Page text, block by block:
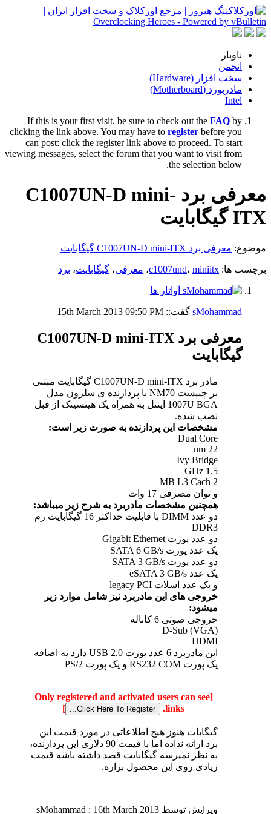
ناوبار
انجمن
سخت افزار (Hardware)
مادربورد (Motherboard)
Intel
If this is your first visit, be sure to check out the FAQ by
clicking the link above. You may have to register before you
can post: click the register link above to proceed. To start
viewing messages, select the forum that you want to visit from
the selection below.
معرفی برد C1007UN-D mini-
ITX گیگابایت
موضوع: معرفی برد C1007UN-D mini-ITX گیگابایت
برچسب ها: c1007und، miniitx ، معرفی، گیگابایت، برد
sMohammad گفت:: 15th March 2013 09:50 PM
معرفی برد C1007UN-D mini-ITX
گیگابایت
مادر برد C1007UN-D mini-ITX گیگابایت مبتنی
بر چیپست NM70 با پردازنده ی سلرون مدل
1007U BGA اینتل به همراه یک هیتسینک از قبل
نصب شده.
مشخصات این پردازنده به صورت زیر است:
Dual Core
22 nm
Ivy Bridge
1.5 GHz
2 MB L3 Cach
و توان مصرفی 17 وات
همچنین مشخصات مادربرد به شرح زیر میباشد:
دو عدد DIMM با قابلیت حداکثر 16 گیگابایت رم
DDR3
دو عدد پورت Gigabit Ethernet
یک عدد پورت SATA 6 GB/s
دو عدد پورت SATA 3 GB/s
یک عدد eSATA 3 GB/s
و یک عدد اسلات legacy PCI
خروجی های این مادربرد نیز شامل موارد زیر
میشود:
خروجی صوتی 6 کاناله
D-Sub (VGA)
HDMI
این مادربرد 6 عدد پورت USB 2.0 دارد به اضافه
یک پورت RS232 COM و یک پورت PS/2
[Only registered and activated users can see
links.
]
گیگابات هنوز هیچ اطلاعاتی در مورد قیمت این
برد ارائه نداده اما با قیمت 90 دلاری این پردازنده،
به نظر نمیرسه گیگابایت قصد داشته باشه قیمت
زیادی روی این محصول بزاره.
ویرایش توسط sMohammad : 16th March 2013